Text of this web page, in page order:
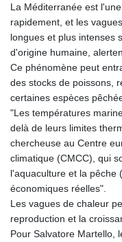
La Méditerranée est
rapidement, et les
longues et plus intenses
d'origine humaine,
Ce phénomène peut
des stocks de poissons,
certaines espèces
"Les températures
delà de leurs limites
chercheuse au Centre
climatique (CMCC), qui
l'aquaculture et la pêche
économiques réelles".
Les vagues de chaleur
reproduction et la
Pour Salvatore Martello,